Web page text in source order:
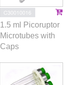
C30010016
1.5 ml Picoruptor
Microtubes with
Caps